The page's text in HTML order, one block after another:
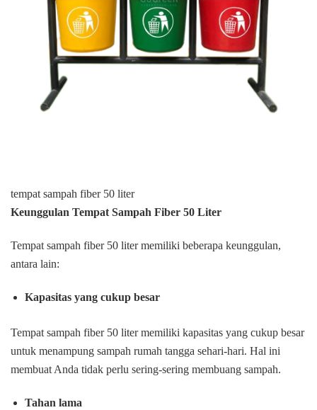
tempat sampah fiber 50 liter
Keunggulan Tempat Sampah Fiber 50 Liter
Tempat sampah fiber 50 liter memiliki beberapa keunggulan,
antara lain:
Kapasitas yang cukup besar
Tempat sampah fiber 50 liter memiliki kapasitas yang cukup besar
untuk menampung sampah rumah tangga sehari-hari. Hal ini
membuat Anda tidak perlu sering-sering membuang sampah.
Tahan lama